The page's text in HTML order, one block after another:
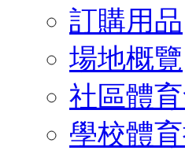
訂購用品
場地概覽
社區體
學校體